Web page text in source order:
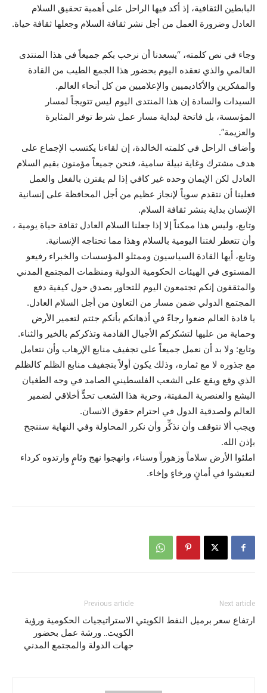
البابطين الثقافية، إذ أكد فيها الراحل على أهمية تحقيق السلام
العادل وضرورة العمل من أجل نشر ثقافة السلام وجعلها ثقافة حياة.
وجاء في نص كلمته، “يسعدنا أن نرحب بكم جميعاً في هذا المنتدى
العالمي والذي نعقده اليوم بحضور هذا الجمع الطيب من القادة
والمفكرين والأكاديميين والإعلاميين من كل أنحاء العالم.
السيدات والسادة إن هذا المنتدى اليوم ليس تتويجاً لمسار
المؤسسة، بل فاتحة لبداية مسار عمل شرط توفر المثابرة
والعزيمة”.
وأضاف الراحل في كلمته الخالدة، إن لقاءنا يكتسب الإجماع على
هدف مشترك وغاية نبيلة سامية، فنحن جميعاً مؤمنون بقيم السلام
العادل لكن الإيمان وحده غير كافي إذا لم يقترن بالفعل والعمل
فعلينا أن نتقدم سوياً لإنجاز عظيم من أجل المحافظة على إنسانية
الإنسان بداية بنشر ثقافة السلام.
وتابع، وليس هذا ممكناً إلا إذا جعلنا السلام العادل ثقافة حياة يومية ،
وأن تتعطر لغتنا اليومية بالسلام وهذا مما تحتاجه الإنسانية.
وتابع، أيها القادة السياسيون وممثلو المؤسسات والخبراء رفيعو
المستوى في الهيئات الحكومية الدولية ومنظمات المجتمع المدني
والمثقفون إنكم تجتمعون اليوم للتحاور بصدق حول كيفية دفع
المجتمع الدولي ضمن مسار من التعاون من أجل السلام العادل.
يا قادة العالم ضعوا رجاءً في أذهانكم بأنكم جئتم لتعمير الأرض
وحماية من عليها لتشكركم الأجيال القادمة وتذكركم بالخير والثناء.
وتابع: ولا بد أن نعمل جميعاً على تجفيف منابع الإرهاب وأن نتعامل
مع جذوره لا مع ثماره، وذلك يكون أولاً بتجفيف منابع الظلم كالظلم
الذي وقع ويقع على الشعب الفلسطيني الصامد في وجه الطغيان
البشع والعنصرية المقيتة، وحرية هذا الشعب تحدٍّ أخلاقي لضمير
العالم ولصدقية الدول في احترام حقوق الانسان.
ويجب ألا نتوقف وأن نذكِّر وأن نكرر المحاولة وفي النهاية سننجح
بإذن الله.
املئوا الأرض سلاماً وزهوراً وسناء، وانهجوا نهج وئامٍ وارتدوه كرداء
لتعيشوا في أمانٍ ورخاءٍ وإخاء.
Previous article
الاستراتيجيات الحكومية ورؤية
الكويت.. ورشة عمل بحضور
جهات الدولة والمجتمع المدني
Next article
ارتفاع سعر برميل النفط الكويتي